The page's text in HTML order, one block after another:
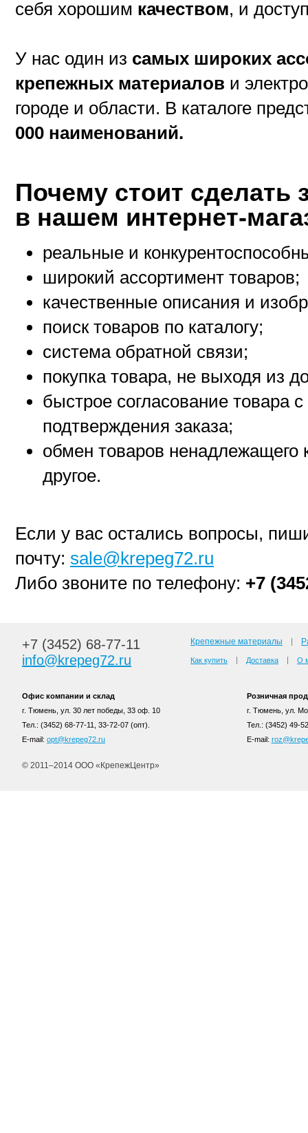
себя хорошим качеством, и
У нас один из самых широких
крепежных материалов и
городе и области. В каталоге
000 наименований.
Почему стоит сделать
в нашем интернет-
реальные и
широкий ассортимент товаров;
качественные описания и
поиск товаров по каталогу;
система обратной связи;
покупка товара, не выходя из
быстрое согласование товара
подтверждения заказа;
обмен товаров ненадлежащего
другое.
Если у вас остались вопросы,
почту: sale@krepeg72.ru
Либо звоните по телефону: +7
+7 (3452) 68-77-11
info@krepeg72.ru
Крепежные материалы
Как купить Доставка О
Офис компании и склад
г. Тюмень, ул. 30 лет победы, 33 оф. 10
Тел.: (3452) 68-77-11, 33-72-07 (опт).
E-mail: opt@krepeg72.ru
Розничная
г. Тюмень, ул.
Тел.: (3452) 49-
E-mail:
© 2011–2014 ООО «КрепежЦентр»